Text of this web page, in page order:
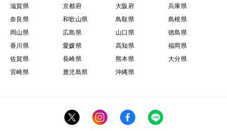
滋賀県
京都府 大阪府
兵庫県
奈良県
和歌山県 鳥取県
島根県
岡山県
広島県 山口県
徳島県
香川県
愛媛県 高知県
福岡県
佐賀県
長崎県 熊本県
大分県
宮崎県
鹿児島県 沖縄県